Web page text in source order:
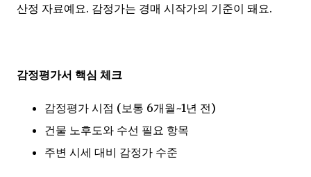
산정 자료예요. 감정가는 경매 시작가의 기준이 돼요.
감정평가서 핵심 체크
감정평가 시점 (보통 6개월~1년 전)
건물 노후도와 수선 필요 항목
주변 시세 대비 감정가 수준